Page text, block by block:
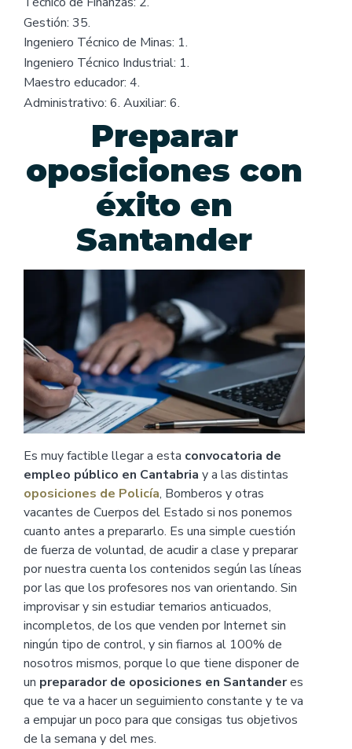
Gestión: 35.
Ingeniero Técnico de Minas: 1.
Ingeniero Técnico Industrial: 1.
Maestro educador: 4.
Administrativo: 6. Auxiliar: 6.
Preparar
oposiciones con
éxito en
Santander
Es muy factible llegar a esta convocatoria de
empleo público en Cantabria y a las distintas
oposiciones de Policía, Bomberos y otras
vacantes de Cuerpos del Estado si nos ponemos
cuanto antes a prepararlo. Es una simple cuestión
de fuerza de voluntad, de acudir a clase y preparar
por nuestra cuenta los contenidos según las líneas
por las que los profesores nos van orientando. Sin
improvisar y sin estudiar temarios anticuados,
incompletos, de los que venden por Internet sin
ningún tipo de control, y sin fiarnos al 100% de
nosotros mismos, porque lo que tiene disponer de
un preparador de oposiciones en Santanderes
que te va a hacer un seguimiento constante y te va
a empujar un poco para que consigas tus objetivos
de la semana y del mes.